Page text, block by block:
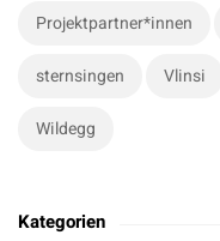
Projektpartner*innen
sternsingen Vlinsi
Wildegg
Kategorien